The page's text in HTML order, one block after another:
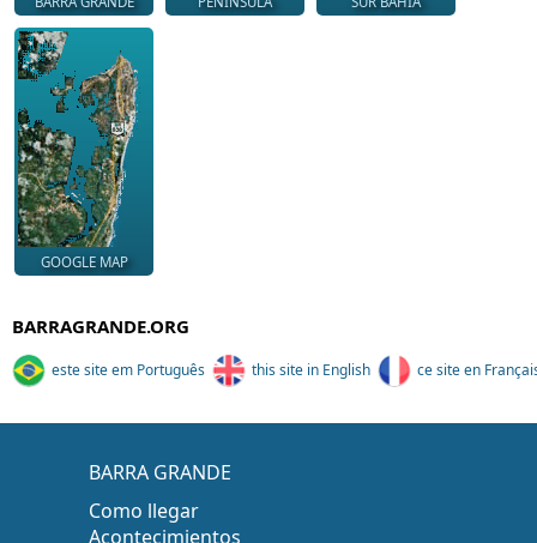
GOOGLE MAP
BARRAGRANDE.ORG
este site em Português this site in English ce site en
BARRA GRANDE
Como llegar
Acontecimientos